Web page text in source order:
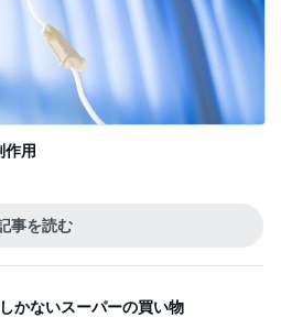
作用
事を読む
かないスーパーの買い物